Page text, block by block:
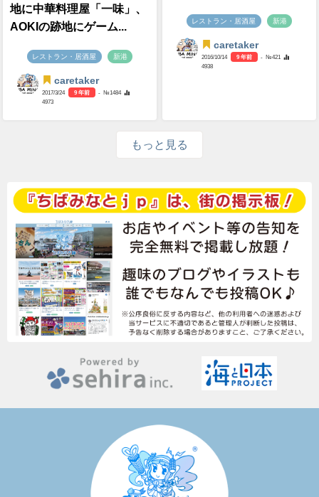
地に中華料理屋「一味」、
AOKIの跡地にゲーム...
レストラン・居酒屋 新港
caretaker
2017/3/24 9 年前
- №1484
4973
レストラン・居酒屋 新港
caretaker
2016/10/14 9 年前
- №421
4938
もっと見る